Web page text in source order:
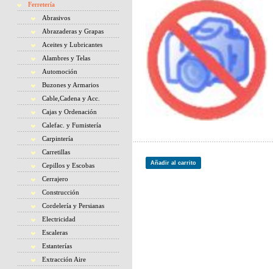
Ferretería
Abrasivos
Abrazaderas y Grapas
Aceites y Lubricantes
Alambres y Telas
Automoción
Buzones y Armarios
Cable,Cadena y Acc.
Cajas y Ordenación
Calefac. y Fumistería
Carpintería
Carretillas
Cepillos y Escobas
Cerrajero
Construcción
Cordelería y Persianas
Electricidad
Escaleras
Estanterías
Extracción Aire
Añadir al carrito